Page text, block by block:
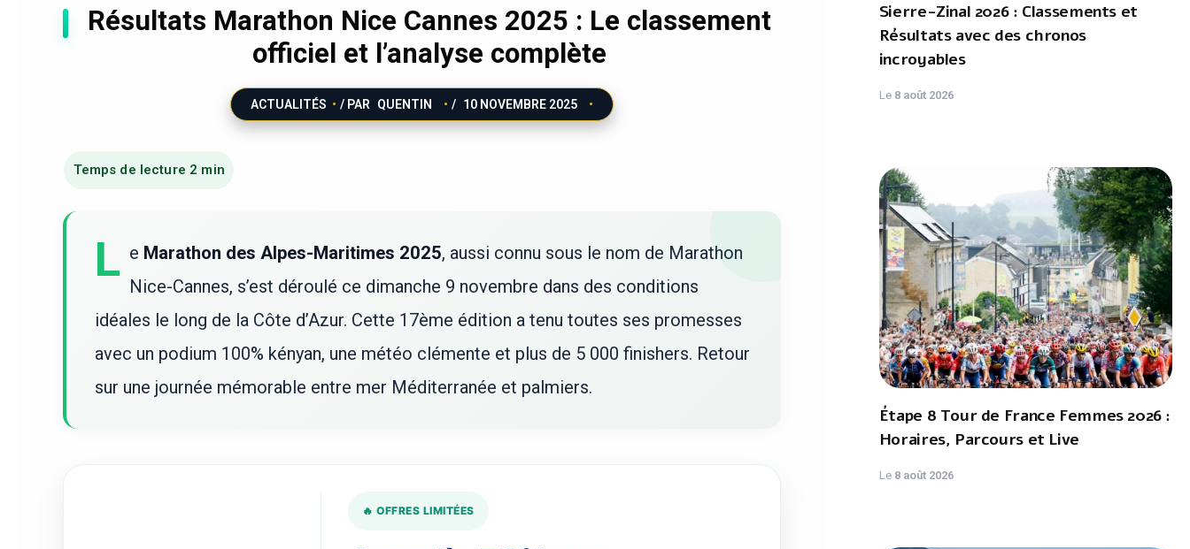
Résultats Marathon Nice Cannes 2025 : Le classement
officiel et l’analyse complète
ACTUALITÉS / PAR QUENTIN / 10 NOVEMBRE 2025
L e Marathon des Alpes-Maritimes 2025, aussi connu sous le nom de Marathon
Nice-Cannes, s’est déroulé ce dimanche 9 novembre dans des conditions
idéales le long de la Côte d’Azur. Cette 17ème édition a tenu toutes ses promesses
avec un podium 100% kényan, une météo clémente et plus de 5 000 finishers. Retour
sur une journée mémorable entre mer Méditerranée et palmiers.
🔥 OFFRES LIMITÉES
Sierre-Zinal 2026 : Classements et
Résultats avec des chronos
incroyables
Le 8 août 2026
Étape 8 Tour de France Femmes 2026 :
Horaires, Parcours et Live
Le 8 août 2026